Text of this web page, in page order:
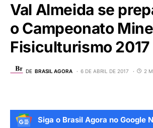
Val Almeida se
o Campeonato
Fisiculturismo 2017
DE BRASIL AGORA 6 DE ABRIL DE 2017 2
Siga o Brasil Agora no Google